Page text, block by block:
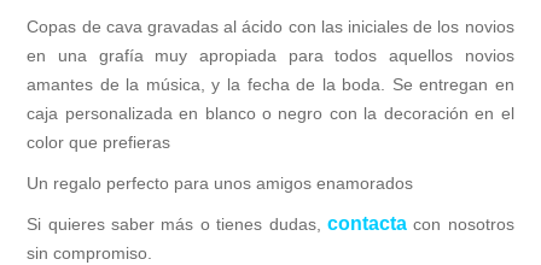
Copas de cava gravadas al ácido con las iniciales de los novios
en una grafía muy apropiada para todos aquellos novios
amantes de la música, y la fecha de la boda. Se entregan en
caja personalizada en blanco o negro con la decoración en el
color que prefieras
Un regalo perfecto para unos amigos enamorados
Si quieres saber más o tienes dudas, contacta con nosotros
sin compromiso.